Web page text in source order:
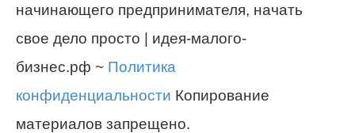
начинающего предпринимателя, начать
свое дело просто | идея-малого-
бизнес.рф ~ Политика
конфиденциальности Копирование
материалов запрещено.